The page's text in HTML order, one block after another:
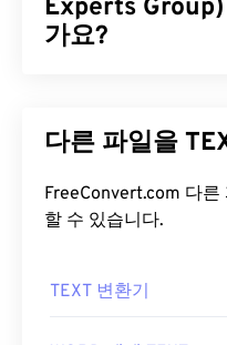
Experts
가요?
파일 형식입니다.
가 비교적 작아 인터넷
적합합니다. 저희의
더 나은 압축률이 필요
일 형식입니다.
다른
FreeConvert.com 다른 파일도 TEXT
할 수 있습니다.
TEXT 변환기